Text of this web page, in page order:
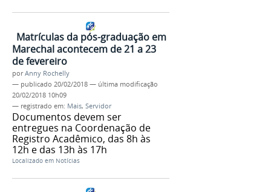
Matrículas da pós-graduação em
Marechal acontecem de 21 a 23
de fevereiro
porAnny Rochelly
— publicado 20/02/2018 — última modificação
20/02/2018 10h09
— registrado em: Mais, Servidor
Documentos devem ser
entregues na Coordenação de
Registro Acadêmico, das 8h às
12h e das 13h às 17h
Localizado em Notícias